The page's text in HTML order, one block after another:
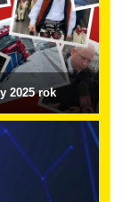
2025 rok